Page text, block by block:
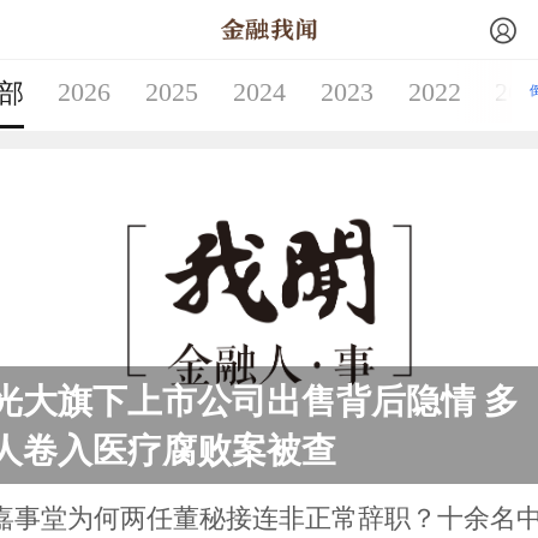
2026 2025 2024 2023 2022
大旗下上市公司出售背后隐情 多
卷入医疗腐败案被查
事堂为何两任董秘接连非正常辞职？十余名中